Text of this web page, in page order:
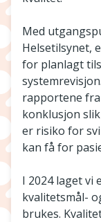
Med
Helsetilsynet,
for planlagt
rapportene
konklusjon
er risiko for
kan få for
I 2024 laget vi
kvalitetsmål-
brukes.